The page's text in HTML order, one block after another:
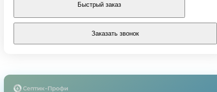
Быстрый заказ
Заказать звонок